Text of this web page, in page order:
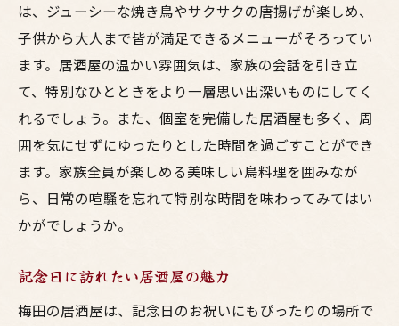
は、ジューシーな焼き鳥やサクサクの唐揚げが楽しめ、
子供から大人まで皆が満足できるメニューがそろってい
ます。居酒屋の温かい雰囲気は、家族の会話を引き立
て、特別なひとときをより一層思い出深いものにしてく
れるでしょう。また、個室を完備した居酒屋も多く、周
囲を気にせずにゆったりとした時間を過ごすことができ
ます。家族全員が楽しめる美味しい鳥料理を囲みなが
ら、日常の喧騒を忘れて特別な時間を味わってみてはい
かがでしょうか。
記念日に訪れたい居酒屋の魅力
梅田の居酒屋は、記念日のお祝いにもぴったりの場所で